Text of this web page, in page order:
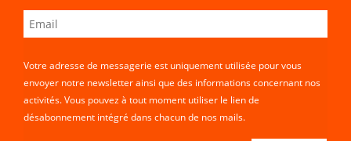
Votre adresse de messagerie est uniquement utilisée pour vous
envoyer notre newsletter ainsi que des informations concernant nos
activités. Vous pouvez à tout moment utiliser le lien de
désabonnement intégré dans chacun de nos mails.